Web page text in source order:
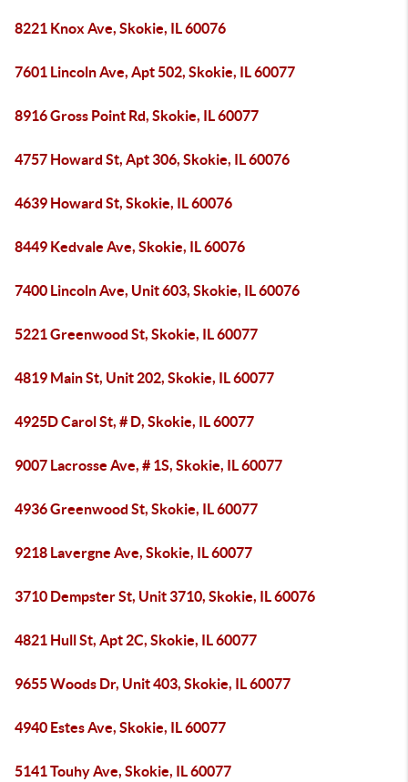
8221 Knox Ave, Skokie, IL 60076
7601 Lincoln Ave, Apt 502, Skokie, IL 60077
8916 Gross Point Rd, Skokie, IL 60077
4757 Howard St, Apt 306, Skokie, IL 60076
4639 Howard St, Skokie, IL 60076
8449 Kedvale Ave, Skokie, IL 60076
7400 Lincoln Ave, Unit 603, Skokie, IL 60076
5221 Greenwood St, Skokie, IL 60077
4819 Main St, Unit 202, Skokie, IL 60077
4925D Carol St, # D, Skokie, IL 60077
9007 Lacrosse Ave, # 1S, Skokie, IL 60077
4936 Greenwood St, Skokie, IL 60077
9218 Lavergne Ave, Skokie, IL 60077
3710 Dempster St, Unit 3710, Skokie, IL 60076
4821 Hull St, Apt 2C, Skokie, IL 60077
9655 Woods Dr, Unit 403, Skokie, IL 60077
4940 Estes Ave, Skokie, IL 60077
5141 Touhy Ave, Skokie, IL 60077